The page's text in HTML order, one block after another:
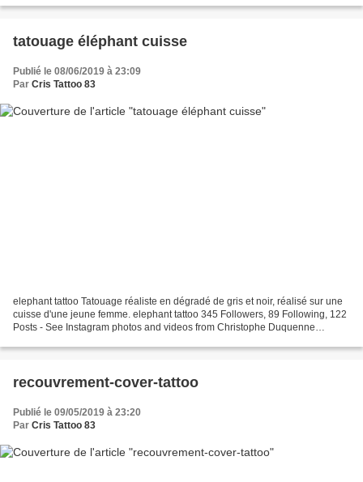
tatouage éléphant cuisse
Publié le 08/06/2019 à 23:09
Par Cris Tattoo 83
elephant tattoo Tatouage réaliste en dégradé de gris et noir, réalisé sur une
cuisse d'une jeune femme. elephant tattoo 345 Followers, 89 Following, 122
Posts - See Instagram photos and videos from Christophe Duquenne
recouvrement-cover-tattoo
Publié le 09/05/2019 à 23:20
Par Cris Tattoo 83